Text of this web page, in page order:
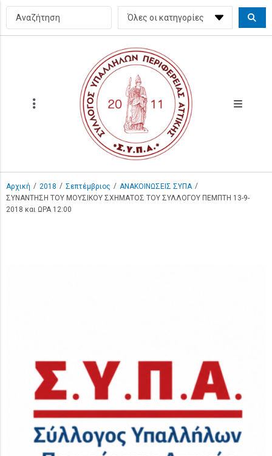
Αρχική / 2018 / Σεπτέμβριος / ΑΝΑΚΟΙΝΩΣΕΙΣ ΣΥΠΑ /
ΣΥΝΑΝΤΗΣΗ ΤΟΥ ΜΟΥΣΙΚΟΥ ΣΧΗΜΑΤΟΣ ΤΟΥ ΣΥΛΛΟΓΟΥ ΠΕΜΠΤΗ 13-9-
2018 και ΩΡΑ 12:00